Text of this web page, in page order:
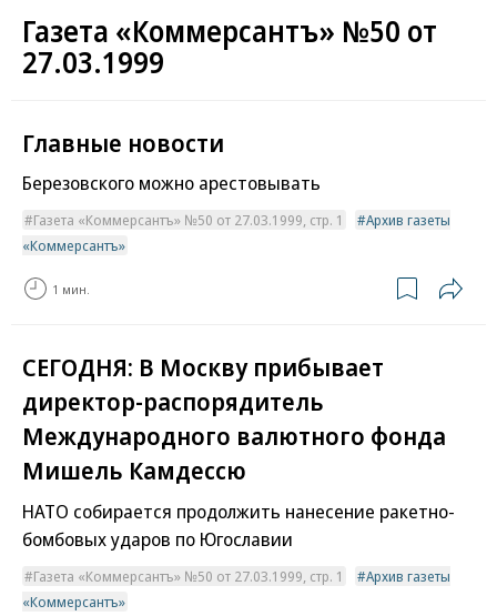
Газета «Коммерсантъ» №50 от
27.03.1999
Главные новости
Березовского можно арестовывать
Газета «Коммерсантъ» №50 от 27.03.1999, стр. 1
Архив газеты
«Коммерсантъ»
1 мин.
СЕГОДНЯ: В Москву прибывает
директор-распорядитель
Международного валютного фонда
Мишель Камдессю
НАТО собирается продолжить нанесение ракетно-
бомбовых ударов по Югославии
Газета «Коммерсантъ» №50 от 27.03.1999, стр. 1
Архив газеты
«Коммерсантъ»